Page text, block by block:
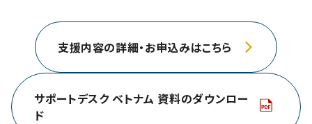
支援内容の詳細・お申込みはこちら
サポートデスク ベトナム 資料のダウンロー
ド